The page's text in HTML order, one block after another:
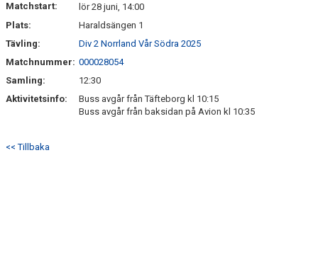
MATCHER
DIV 2 NORRLAND HÖST UPPFLYTTNING 2026
Matchstart:
lör 28 juni, 14:00
Plats:
Haraldsängen 1
Tävling:
Div 2 Norrland Vår Södra 2025
Matchnummer: 000028054
Samling:
12:30
Aktivitetsinfo:
Buss avgår från Täfteborg kl 10:15
Buss avgår från baksidan på Avion kl 10:35
<< Tillbaka